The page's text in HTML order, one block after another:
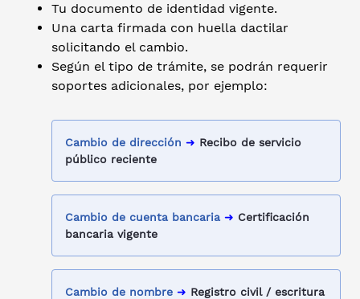
Tu documento de identidad vigente.
Una carta firmada con huella dactilar
solicitando el cambio.
Según el tipo de trámite, se podrán requerir
soportes adicionales, por ejemplo:
Cambio de dirección ➜ Recibo de servicio
público reciente
Cambio de cuenta bancaria ➜ Certificación
bancaria vigente
Cambio de nombre ➜ Registro civil / escritura